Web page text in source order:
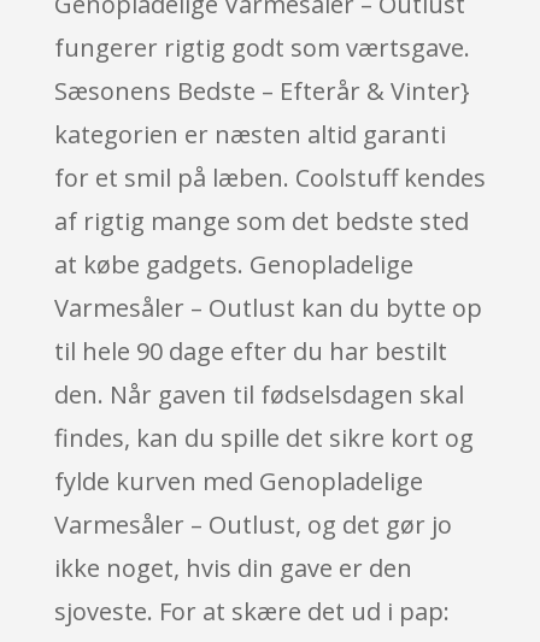
fungerer rigtig godt som værtsgave.
Sæsonens Bedste – Efterår & Vinter}
kategorien er næsten altid garanti
for et smil på læben. Coolstuff kendes
af rigtig mange som det bedste sted
at købe gadgets. Genopladelige
Varmesåler – Outlust kan du bytte op
til hele 90 dage efter du har bestilt
den. Når gaven til fødselsdagen skal
findes, kan du spille det sikre kort og
fylde kurven med Genopladelige
Varmesåler – Outlust, og det gør jo
ikke noget, hvis din gave er den
sjoveste. For at skære det ud i pap: